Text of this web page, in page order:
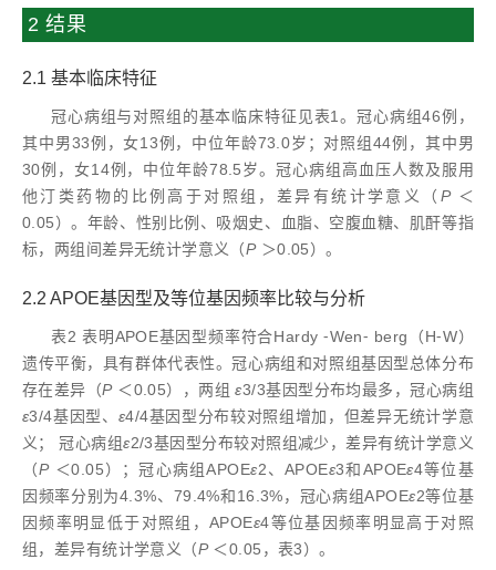
2 结果
2.1 基本临床特征
冠心病组与对照组的基本临床特征见表1。冠心病组46例，
其中男33例，女13例，中位年龄73.0岁；对照组44例，其中男
30例，女14例，中位年龄78.5岁。冠心病组高血压人数及服用
他汀类药物的比例高于对照组，差异有统计学意义（ P＜
0.05）。年龄、性别比例、吸烟史、血脂、空腹血糖、肌酐等指
标，两组间差异无统计学意义（P＞0.05）。
2.2 APOE基因型及等位基因频率比较与分析
表2 表明APOE基因型频率符合Hardy ⁃Wen⁃ berg（H⁃W）
遗传平衡，具有群体代表性。冠心病组和对照组基因型总体分布
存在差异（P＜0.05），两组ε3/3基因型分布均最多，冠心病组
ε3/4基因型、 ε4/4基因型分布较对照组增加，但差异无统计学意
义； 冠心病组ε2/3基因型分布较对照组减少，差异有统计学意义
（P＜0.05）；冠心病组APOEε2、APOEε3和APOEε4等位基
因频率分别为4.3%、79.4%和16.3%，冠心病组APOEε2等位基
因频率明显低于对照组，APOEε4等位基因频率明显高于对照
组，差异有统计学意义（P＜0.05，表3）。